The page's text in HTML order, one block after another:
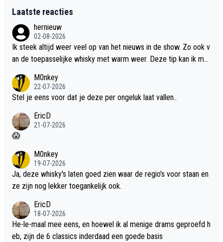
Laatste reacties
hernieuw
02-08-2026
Ik steek altijd weer veel op van het nieuws in de show. Zo ook v
an de toepasselijke whisky met warm weer. Deze tip kan ik met
M0nkey
22-07-2026
Stel je eens voor dat je deze per ongeluk laat vallen..
EricD
21-07-2026
😱
M0nkey
19-07-2026
Ja, deze whisky's laten goed zien waar de regio's voor staan en
ze zijn nog lekker toegankelijk ook.
EricD
18-07-2026
He-le-maal mee eens, en hoewel ik al menige drams geproefd h
eb, zijn de 6 classics inderdaad een goede basis